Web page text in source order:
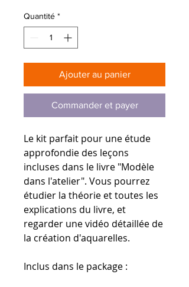
Quantité *
Ajouter au panier
Commander et payer
Le kit parfait pour une étude
approfondie des leçons
incluses dans le livre "Modèle
dans l'atelier". Vous pourrez
étudier la théorie et toutes les
explications du livre, et
regarder une vidéo détaillée de
la création d'aquarelles.
Inclus dans le package :